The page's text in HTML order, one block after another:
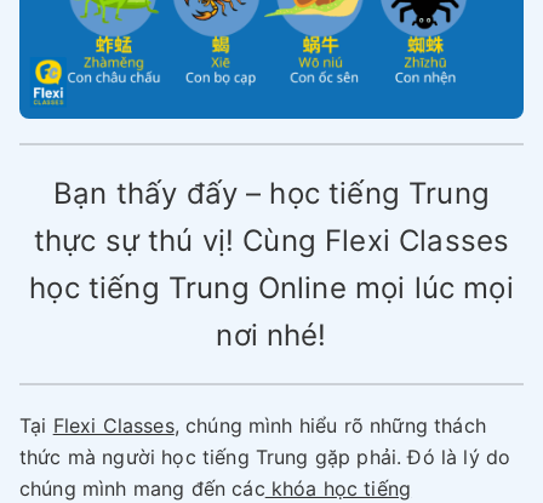
Bạn thấy đấy – học tiếng Trung
thực sự thú vị! Cùng Flexi Classes
học tiếng Trung Online mọi lúc mọi
nơi nhé!
Tại Flexi Classes, chúng mình hiểu rõ những thách
thức mà người học tiếng Trung gặp phải. Đó là lý do
chúng mình mang đến các khóa học tiếng